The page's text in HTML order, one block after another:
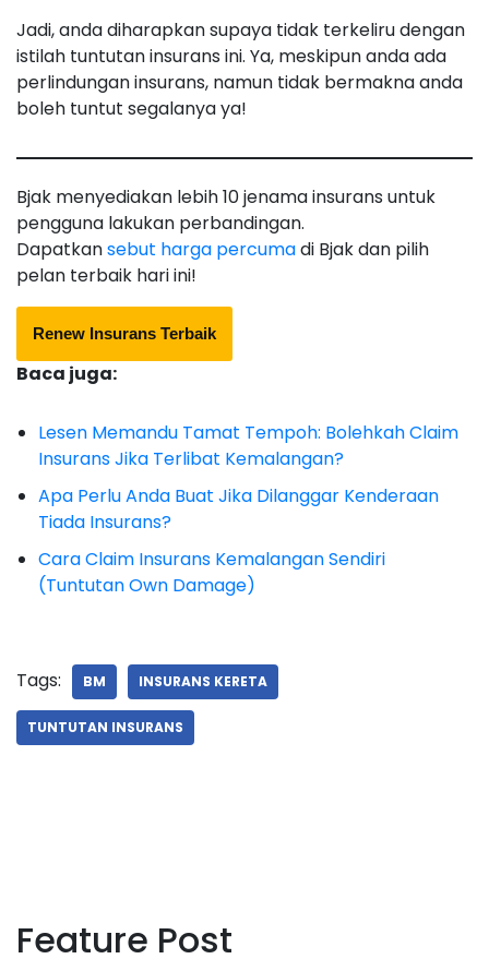
Jadi, anda diharapkan supaya tidak terkeliru dengan
istilah tuntutan insurans ini. Ya, meskipun anda ada
perlindungan insurans, namun tidak bermakna anda
boleh tuntut segalanya ya!
Bjak menyediakan lebih 10 jenama insurans untuk
pengguna lakukan perbandingan.
Dapatkansebut harga percumadi Bjak dan pilih
pelan terbaik hari ini!
Renew Insurans Terbaik
Baca juga:
Lesen Memandu Tamat Tempoh: Bolehkah Claim
Insurans Jika Terlibat Kemalangan?
Apa Perlu Anda Buat Jika Dilanggar Kenderaan
Tiada Insurans?
Cara Claim Insurans Kemalangan Sendiri
(Tuntutan Own Damage)
Tags: BM INSURANS KERETA
TUNTUTAN INSURANS
Feature Post